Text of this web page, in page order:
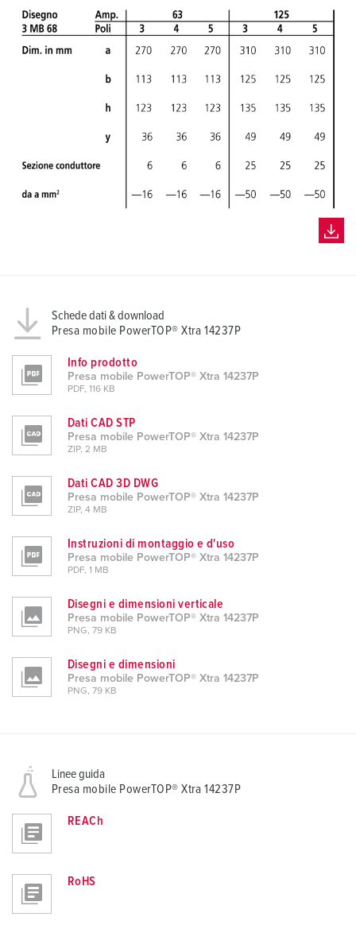
h
l
Schede dati & download
Presa mobile PowerTOP® Xtra 14237P
Info prodotto
Presa mobile PowerTOP® Xtra 14237P
PDF, 116 KB
Dati CAD STP
Presa mobile PowerTOP® Xtra 14237P
ZIP, 2 MB
Dati CAD 3D DWG
Presa mobile PowerTOP® Xtra 14237P
ZIP, 4 MB
Instruzioni di montaggio e d'uso
Presa mobile PowerTOP® Xtra 14237P
PDF, 1 MB
Disegni e dimensioni verticale
Presa mobile PowerTOP® Xtra 14237P
PNG, 79 KB
Disegni e dimensioni
Presa mobile PowerTOP® Xtra 14237P
PNG, 79 KB
Linee guida
Presa mobile PowerTOP® Xtra 14237P
REACh
RoHS